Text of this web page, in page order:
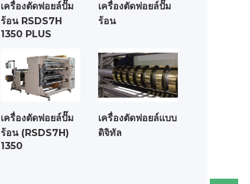
เครื่องตัดฟอยล์ปั๊ม
ร้อน RSDS7H
1350 PLUS
เครื่องตัดฟอยล์ปั๊ม
ร้อน
เครื่องตัดฟอยล์ปั๊ม
ร้อน (RSDS7H)
1350
เครื่องตัดฟอยล์แบบ
ดิจิทัล